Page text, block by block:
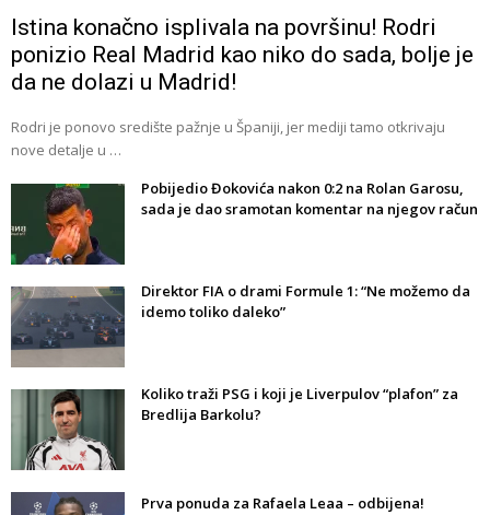
Istina konačno isplivala na površinu! Rodri
ponizio Real Madrid kao niko do sada, bolje je
da ne dolazi u Madrid!
Rodri je ponovo središte pažnje u Španiji, jer mediji tamo otkrivaju
nove detalje u …
Pobijedio Đokovića nakon 0:2 na Rolan Garosu,
sada je dao sramotan komentar na njegov račun
Direktor FIA o drami Formule 1: “Ne možemo da
idemo toliko daleko”
Koliko traži PSG i koji je Liverpulov “plafon” za
Bredlija Barkolu?
Prva ponuda za Rafaela Leaa – odbijena!